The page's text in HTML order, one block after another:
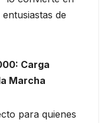
de
Carga
Marcha
para quienes